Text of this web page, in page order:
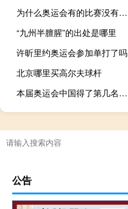
为什么奥运会有的比赛没有解说
“九州半膻腥”的出处是哪里
许昕里约奥运会参加单打了吗
北京哪里买高尔夫球杆
本届奥运会中国得了第几名世界名次
公告